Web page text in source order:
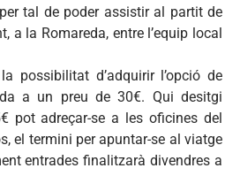
tal de poder assistir al partit de
a la Romareda, entre l’equip local
possibilitat d’adquirir l’opció de
a un preu de 30€. Qui desitgi
pot adreçar-se a les oficines del
el termini per apuntar-se al viatge
entrades finalitzarà divendres a